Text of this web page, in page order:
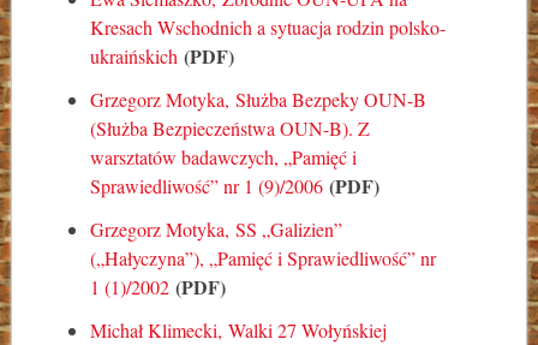
Kresach Wschodnich a sytuacja rodzin polsko-
ukraińskich (PDF)
Grzegorz Motyka,Służba Bezpeky OUN-B
(Służba Bezpieczeństwa OUN-B). Z
warsztatów badawczych, „Pamięć i
Sprawiedliwość” nr 1 (9)/2006(PDF)
Grzegorz Motyka, SS „Galizien”
(„Hałyczyna”), „Pamięć i Sprawiedliwość” nr
1 (1)/2002 (PDF)
Michał Klimecki,Walki 27 Wołyńskiej